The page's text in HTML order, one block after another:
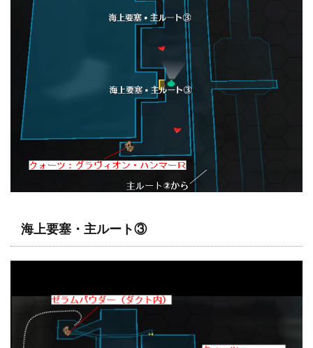
海上要塞・主ルート③